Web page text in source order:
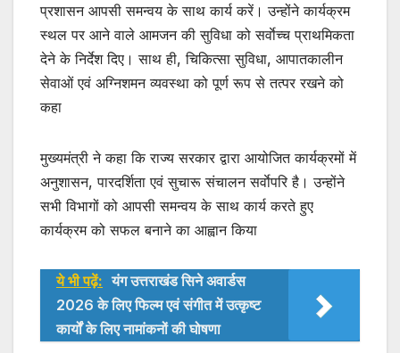
प्रशासन आपसी समन्वय के साथ कार्य करें। उन्होंने कार्यक्रम
स्थल पर आने वाले आमजन की सुविधा को सर्वाेच्च प्राथमिकता
देने के निर्देश दिए। साथ ही, चिकित्सा सुविधा, आपातकालीन
सेवाओं एवं अग्निशमन व्यवस्था को पूर्ण रूप से तत्पर रखने को
कहा
मुख्यमंत्री ने कहा कि राज्य सरकार द्वारा आयोजित कार्यक्रमों में
अनुशासन, पारदर्शिता एवं सुचारू संचालन सर्वाेपरि है। उन्होंने
सभी विभागों को आपसी समन्वय के साथ कार्य करते हुए
कार्यक्रम को सफल बनाने का आह्वान किया
ये भी पढ़ें: यंग उत्तराखंड सिने अवार्डस
2026 के लिए फिल्म एवं संगीत में उत्कृष्ट
कार्यों के लिए नामांकनों की घोषणा